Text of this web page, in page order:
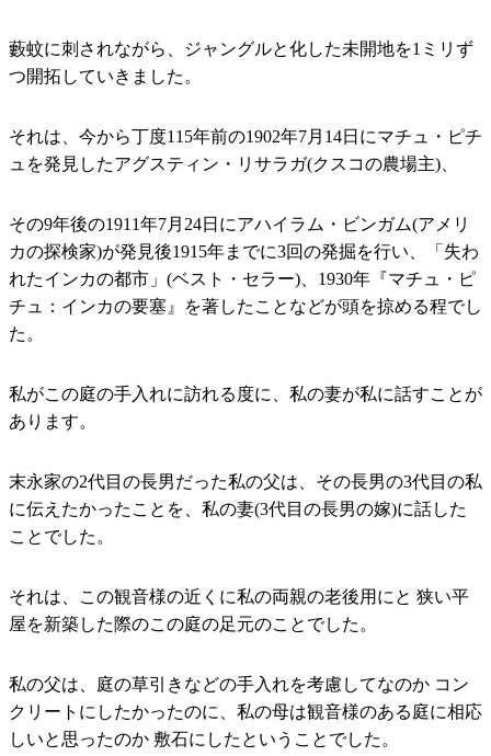
藪蚊に刺されながら、ジャングルと化した未開地を1ミリず
つ開拓していきました。
それは、今から丁度115年前の1902年7月14日にマチュ・ピチ
ュを発見したアグスティン・リサラガ(クスコの農場主)、
その9年後の1911年7月24日にアハイラム・ビンガム(アメリ
カの探検家)が発見後1915年までに3回の発掘を行い、「失わ
れたインカの都市」(ベスト・セラー)、1930年『マチュ・ピ
チュ：インカの要塞』を著したことなどが頭を掠める程でし
た。
私がこの庭の手入れに訪れる度に、私の妻が私に話すことが
あります。
末永家の2代目の長男だった私の父は、その長男の3代目の私
に伝えたかったことを、私の妻(3代目の長男の嫁)に話した
ことでした。
それは、この観音様の近くに私の両親の老後用にと 狭い平
屋を新築した際のこの庭の足元のことでした。
私の父は、庭の草引きなどの手入れを考慮してなのか コン
クリートにしたかったのに、私の母は観音様のある庭に相応
しいと思ったのか 敷石にしたということでした。